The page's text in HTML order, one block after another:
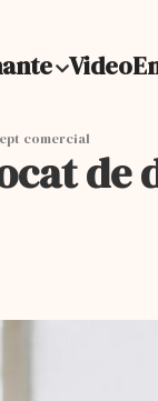
Video
comercial
de